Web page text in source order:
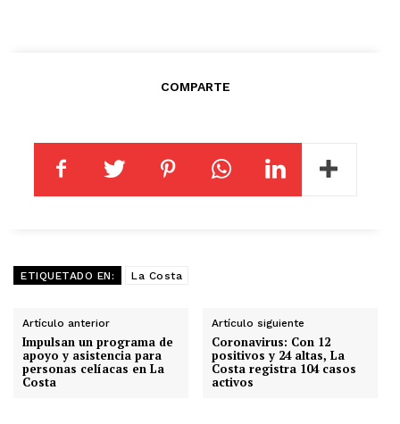
COMPARTE
ETIQUETADO EN: La Costa
Artículo anterior
Impulsan un programa de
apoyo y asistencia para
personas celíacas en La
Costa
Artículo siguiente
Coronavirus: Con 12
positivos y 24 altas, La
Costa registra 104 casos
activos